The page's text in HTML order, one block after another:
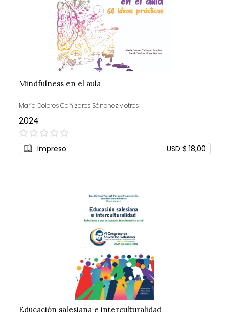
Mindfulness en el aula
María Dolores Cañizares Sánchez y otros
2024
0%
Impreso USD $ 18,00
Educación salesiana e interculturalidad